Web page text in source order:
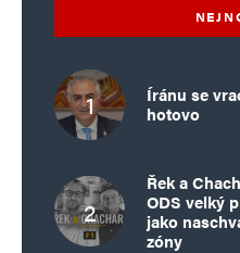
Uložit do prohlížeče jméno, e-
komentáře.
Informujte mě o nových příspěvcích
Alternative:
Íránu se
hotovo
Řek a
ODS velký
jako
zóny